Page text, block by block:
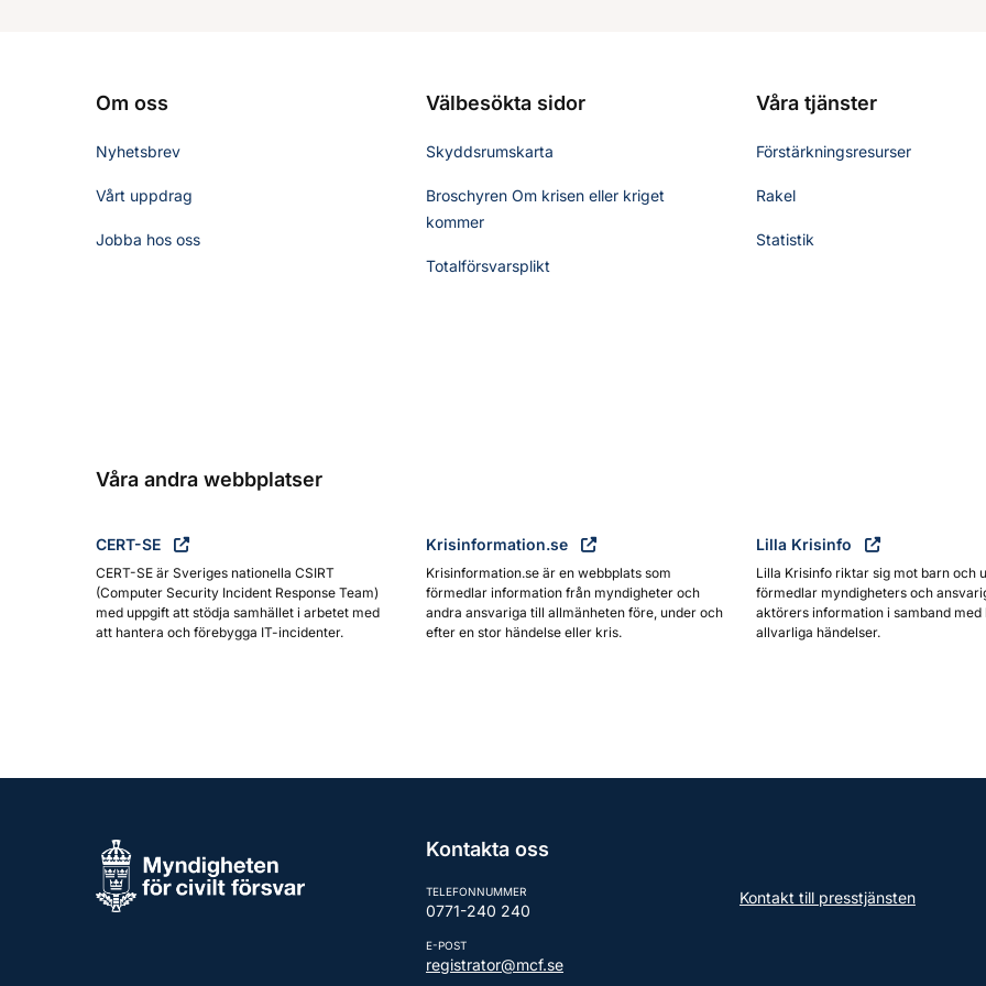
Om oss
Nyhetsbrev
Vårt uppdrag
Jobba hos oss
Välbesökta sidor
Skyddsrumskarta
Broschyren Om krisen eller kriget
kommer
Totalförsvarsplikt
Våra tjänster
Förstärkningsresurser
Rakel
Statistik
Våra andra webbplatser
CERT-SE
CERT-SE är Sveriges nationella CSIRT
(Computer Security Incident Response Team)
med uppgift att stödja samhället i arbetet med
att hantera och förebygga IT-incidenter.
Krisinformation.se
Krisinformation.se är en webbplats som
förmedlar information från myndigheter och
andra ansvariga till allmänheten före, under och
efter en stor händelse eller kris.
Lilla Krisinfo
Lilla Krisinfo riktar sig mot barn och
förmedlar myndigheters och
aktörers information i samband
allvarliga händelser.
Kontakta oss
TELEFONNUMMER
0771-240 240
E-POST
registrator@mcf.se
Kontakt till presstjänsten